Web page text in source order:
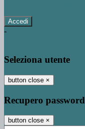
-
Seleziona utente
button close ×
Recupero password
button close ×